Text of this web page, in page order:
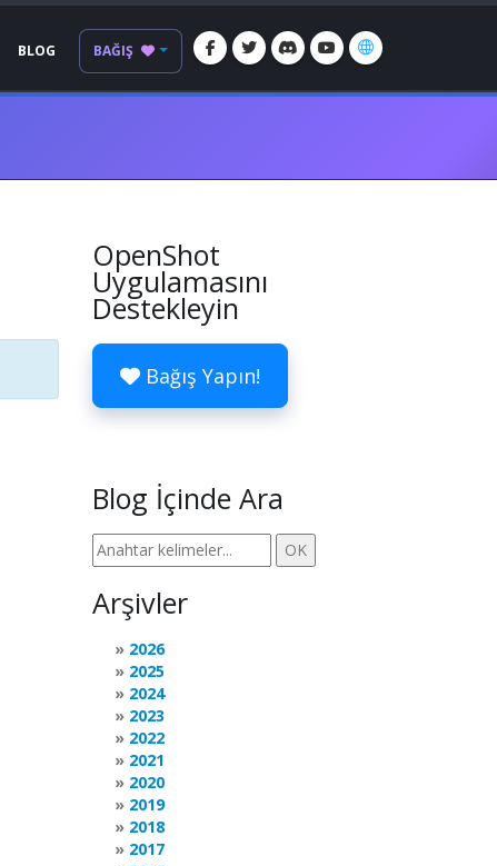
BLOG BAĞIŞ
OpenShot
Uygulamasını
Destekleyin
Bağış Yapın!
Blog İçinde Ara
Arşivler
2026
2025
2024
2023
2022
2021
2020
2019
2018
2017